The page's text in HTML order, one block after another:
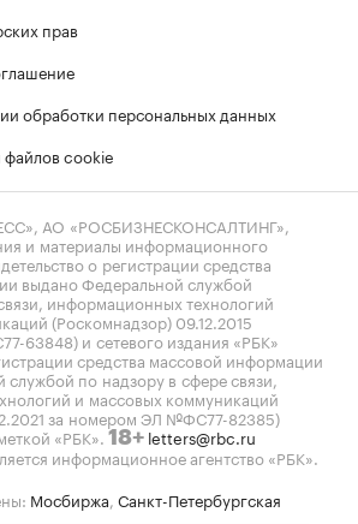
прав
обработки персональных данных
файлов cookie
АО «РОСБИЗНЕСКОНСАЛТИНГ»,
и материалы информационного
о регистрации средства
выдано Федеральной службой
информационных технологий
(Роскомнадзор) 09.12.2015
63848) и сетевого издания «РБК»
средства массовой информации
по надзору в сфере связи,
и массовых коммуникаций
за номером ЭЛ №ФС77-82385)
«РБК». 18+ letters@rbc.ru
информационное агентство «РБК».
Мосбиржа Санкт-Петербургская